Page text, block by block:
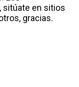
sitúate en sitios
gracias.